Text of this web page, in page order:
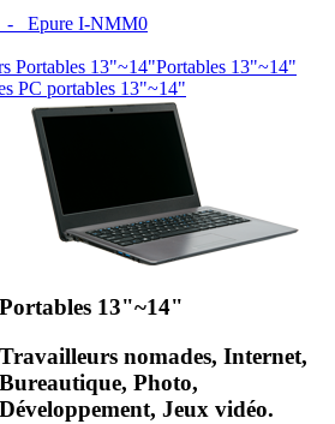
Epure I-NMM0
Portables 13"~14"
PC portables 13"~14"
Portables 13"~14"
Travailleurs nomades, Internet,
Bureautique, Photo,
Développement, Jeux vidéo.